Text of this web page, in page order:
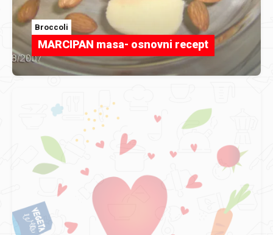
Broccoli
MARCIPAN masa- osnovni recept